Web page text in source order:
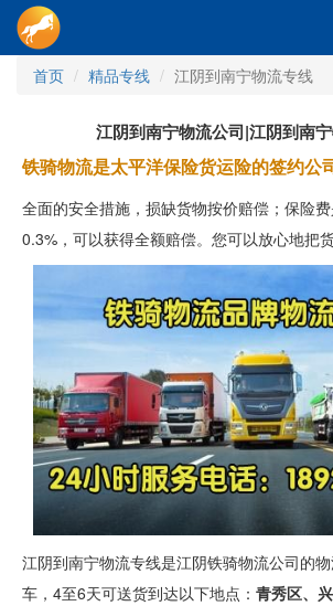
首页
精品专线 江阴到南宁物流专线
江阴到南宁物流公司|江阴到南
铁骑物流是太平洋保险货运险的签约公
全面的安全措施，损缺货物按价赔偿；保险
0.3%，可以获得全额赔偿。您可以放心地把
江阴到南宁物流专线是江阴铁骑物流公司的
车，4至6天可送货到达以下地点： 青秀区、